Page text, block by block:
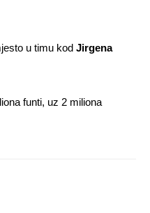
u timu kod Jirgena
funti, uz 2 miliona